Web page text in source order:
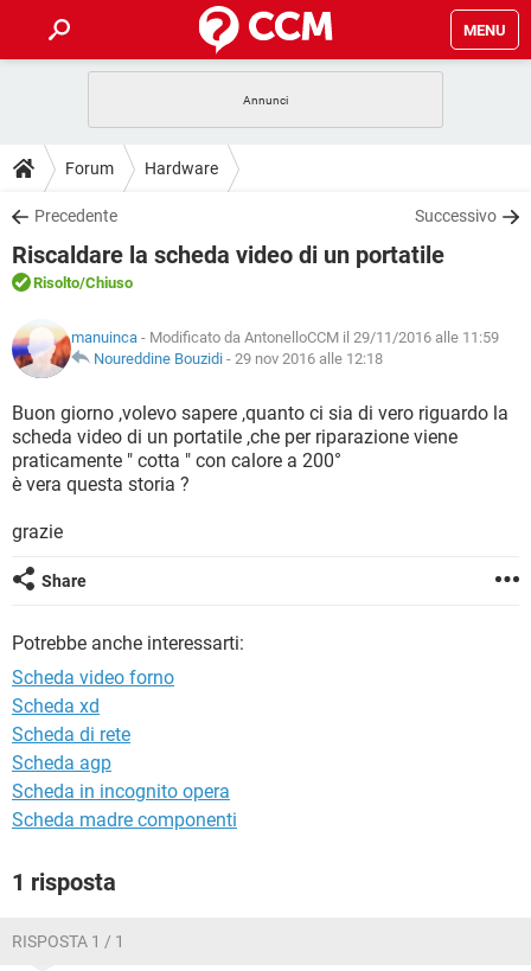
MENU
INTRATTENIMENTO
iOS
INSTAGRAM WHATSAPP
TIKTOK
HARDWARE
GUIDE
COVID-19
iOS
TIKTOK FACEBOOK
DOWNLOAD
COVID-19 GAMING
INTRATTENIMENTO
iOS WINDOWS 10
INSTAGRAM
TIKTOK FACEBOOK
HARDWARE
FORUM
INTRATTENIMENTO ANDROID
INSTAGRAM WHATSAPP
TIKTOK
GLOSSARIO
COVID-19
INTRATTENIMENTO ANDROID
iOS WINDOWS 10
INSTAGRAM
TIKTOK
HARDWARE
Forum Hardware
Precedente Successivo
Riscaldare la scheda video di un portatile
Risolto/Chiuso
manuinca - Modificato da AntonelloCCM il 29/11/2016 alle 11:59
Noureddine Bouzidi - 29 nov 2016 alle 12:18
Buon giorno ,volevo sapere ,quanto ci sia di vero riguardo la
scheda video di un portatile ,che per riparazione viene
praticamente " cotta " con calore a 200°
è vera questa storia ?
grazie
Share
Potrebbe anche interessarti:
Scheda video forno
Scheda xd
Scheda di rete
Scheda agp
Scheda in incognito opera
Scheda madre componenti
1 risposta
RISPOSTA 1 / 1